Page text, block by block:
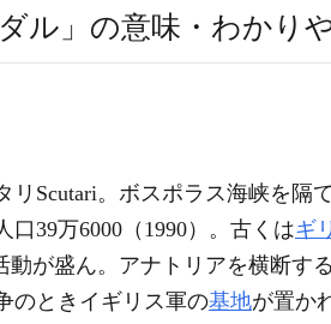
ル」の意味・わかり
リScutari。ボスポラス海峡を隔
39万6000（1990）。古くはギ
動が盛ん。アナトリアを横断す
のときイギリス軍の基地が置か